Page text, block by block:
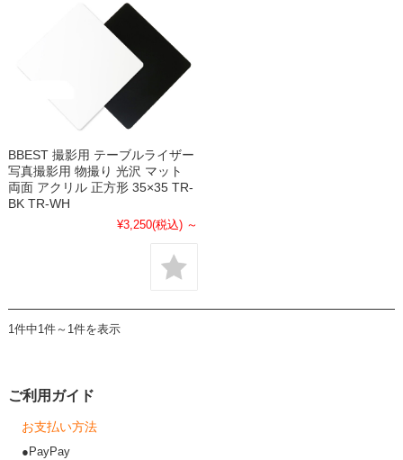
BBEST 撮影用 テーブルライザー
写真撮影用 物撮り 光沢 マット
両面 アクリル 正方形 35×35 TR-
BK TR-WH
¥3,250(税込) ～
1件中1件～1件を表示
ご利用ガイド
お支払い方法
●PayPay